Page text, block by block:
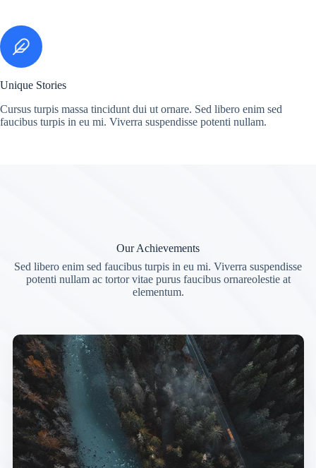
Unique Stories
Cursus turpis massa tincidunt dui ut ornare. Sed libero enim sed
faucibus turpis in eu mi. Viverra suspendisse potenti nullam.
Our Achievements
Sed libero enim sed faucibus turpis in eu mi. Viverra suspendisse
potenti nullam ac tortor vitae purus faucibus ornareolestie at
elementum.